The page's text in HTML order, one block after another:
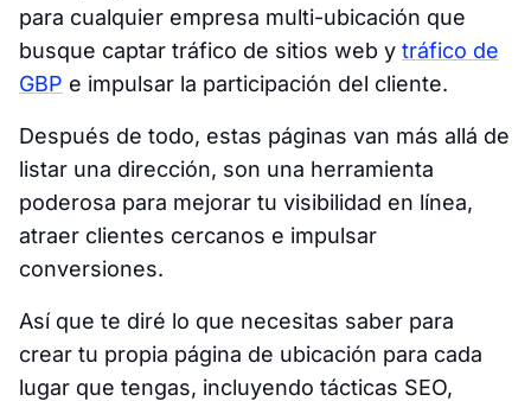
para cualquier empresa multi-ubicación que
busque captar tráfico de sitios web y tráfico de
GBP e impulsar la participación del cliente.
Después de todo, estas páginas van más allá de
listar una dirección, son una herramienta
poderosa para mejorar tu visibilidad en línea,
atraer clientes cercanos e impulsar
conversiones.
Así que te diré lo que necesitas saber para
crear tu propia página de ubicación para cada
lugar que tengas, incluyendo tácticas SEO,